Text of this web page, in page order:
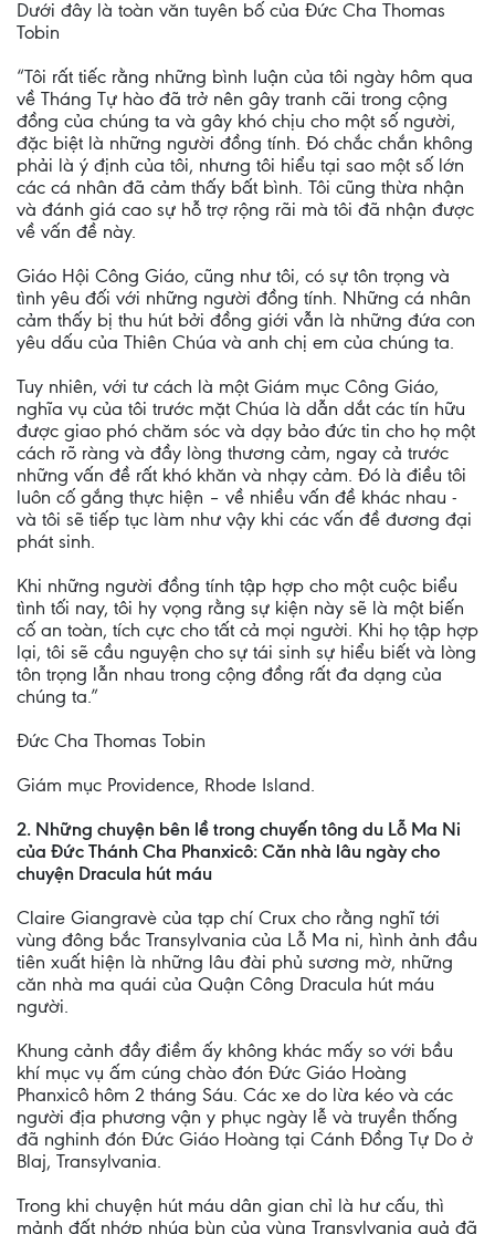
Dưới đây là toàn văn tuyên bố của Đức Cha Thomas
Tobin
“Tôi rất tiếc rằng những bình luận của tôi ngày hôm qua
về Tháng Tự hào đã trở nên gây tranh cãi trong cộng
đồng của chúng ta và gây khó chịu cho một số người,
đặc biệt là những người đồng tính. Đó chắc chắn không
phải là ý định của tôi, nhưng tôi hiểu tại sao một số lớn
các cá nhân đã cảm thấy bất bình. Tôi cũng thừa nhận
và đánh giá cao sự hỗ trợ rộng rãi mà tôi đã nhận được
về vấn đề này.
Giáo Hội Công Giáo, cũng như tôi, có sự tôn trọng và
tình yêu đối với những người đồng tính. Những cá nhân
cảm thấy bị thu hút bởi đồng giới vẫn là những đứa con
yêu dấu của Thiên Chúa và anh chị em của chúng ta.
Tuy nhiên, với tư cách là một Giám mục Công Giáo,
nghĩa vụ của tôi trước mặt Chúa là dẫn dắt các tín hữu
được giao phó chăm sóc và dạy bảo đức tin cho họ một
cách rõ ràng và đầy lòng thương cảm, ngay cả trước
những vấn đề rất khó khăn và nhạy cảm. Đó là điều tôi
luôn cố gắng thực hiện – về nhiều vấn đề khác nhau -
và tôi sẽ tiếp tục làm như vậy khi các vấn đề đương đại
phát sinh.
Khi những người đồng tính tập hợp cho một cuộc biểu
tình tối nay, tôi hy vọng rằng sự kiện này sẽ là một biến
cố an toàn, tích cực cho tất cả mọi người. Khi họ tập hợp
lại, tôi sẽ cầu nguyện cho sự tái sinh sự hiểu biết và lòng
tôn trọng lẫn nhau trong cộng đồng rất đa dạng của
chúng ta.”
Đức Cha Thomas Tobin
Giám mục Providence, Rhode Island.
2. Những chuyện bên lề trong chuyến tông du Lỗ Ma Ni
của Đức Thánh Cha Phanxicô: Căn nhà lâu ngày cho
chuyện Dracula hút máu
Claire Giangravè của tạp chí Crux cho rằng nghĩ tới
vùng đông bắc Transylvania của Lỗ Ma ni, hình ảnh đầu
tiên xuất hiện là những lâu đài phủ sương mờ, những
căn nhà ma quái của Quận Công Dracula hút máu
người.
Khung cảnh đầy điềm ấy không khác mấy so với bầu
khí mục vụ ấm cúng chào đón Đức Giáo Hoàng
Phanxicô hôm 2 tháng Sáu. Các xe do lừa kéo và các
người địa phương vận y phục ngày lễ và truyền thống
đã nghinh đón Đức Giáo Hoàng tại Cánh Đồng Tự Do ở
Blaj, Transylvania.
Trong khi chuyện hút máu dân gian chỉ là hư cấu, thì
mảnh đất nhớp nhúa bùn của vùng Transylvania quả đã